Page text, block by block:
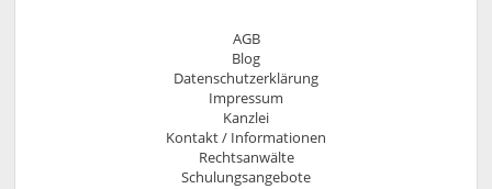
AGB
Blog
Datenschutzerklärung
Impressum
Kanzlei
Kontakt / Informationen
Anfahrt
Informationen
Rechtsanwälte
Rechtsanwalt Nils Pütz
Schulungsangebote